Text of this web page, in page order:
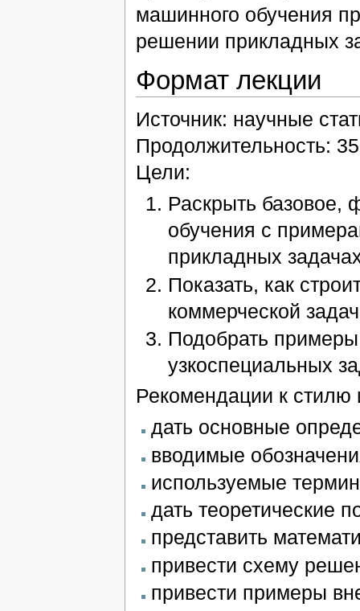
машинного обучения
решении прикладных
Формат лекции
Источник: научные
Продолжительность:
Цели:
Раскрыть базовое,
обучения с
прикладных
Показать, как
коммерческой
Подобрать
узкоспециальных
Рекомендации к стилю
дать основные
вводимые
используемые
дать теоретические
представить
привести схему
привести примеры